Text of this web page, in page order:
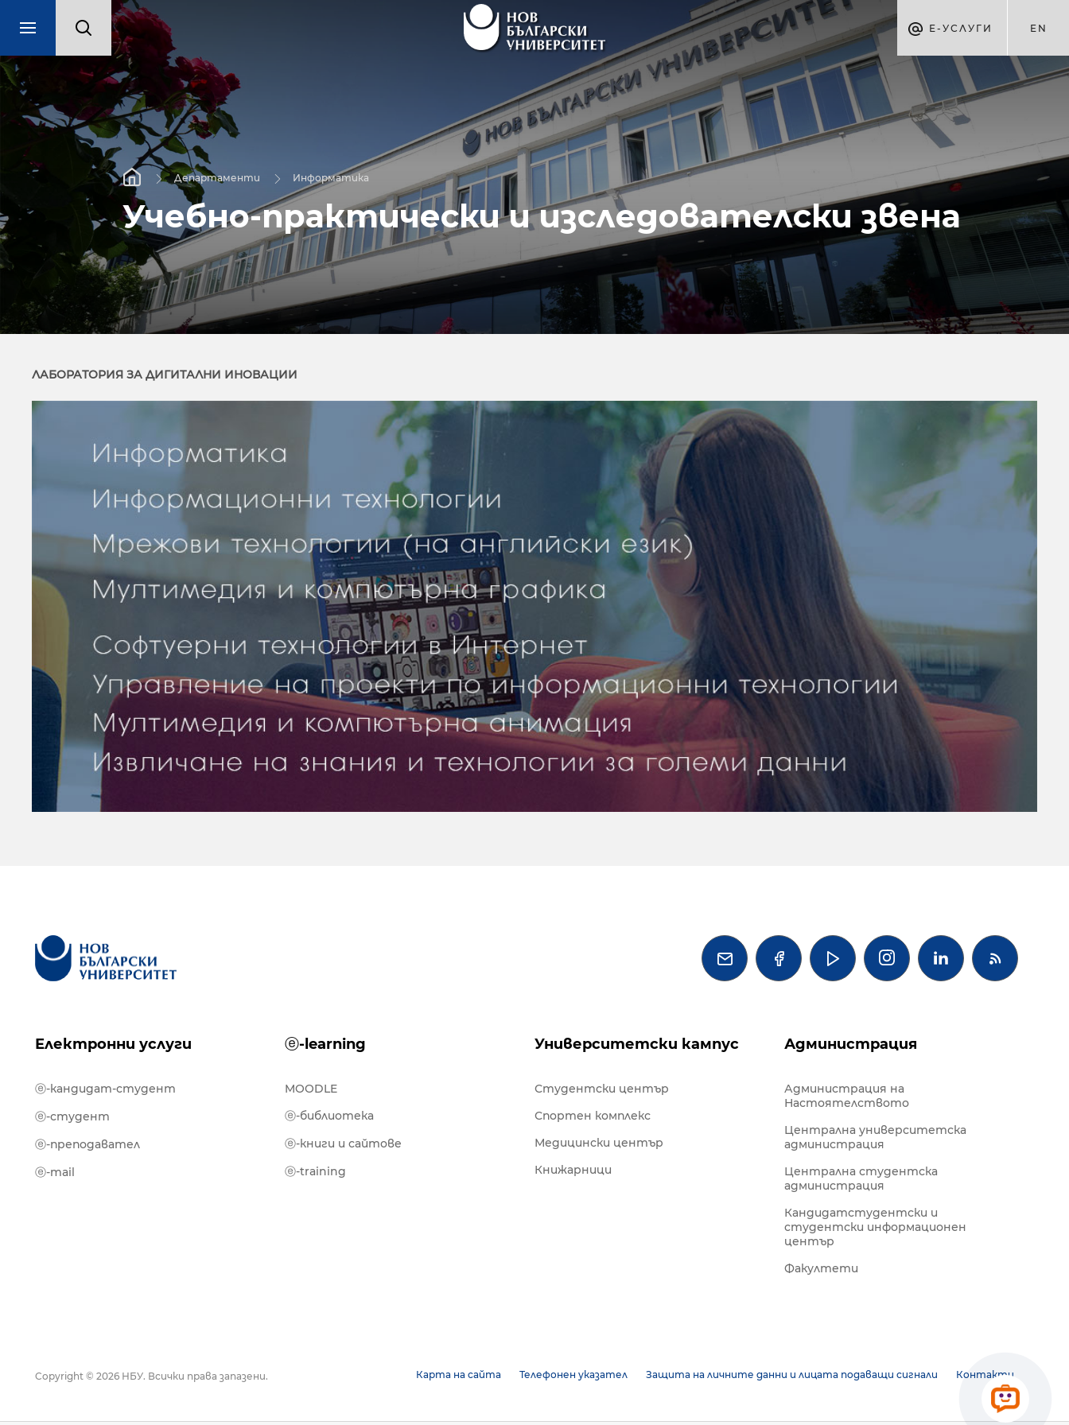
Е-УСЛУГИ EN
Департаменти Информатика
Учебно-практически и изследователски звена
ЛАБОРАТОРИЯ ЗА ДИГИТАЛНИ ИНОВАЦИИ
   
Електронни услуги ⓔ-learning Университетски кампус Администрация
ⓔ-кандидат-студент
ⓔ-студент
ⓔ-преподавател
ⓔ-mail
MOODLE
ⓔ-библиотека
ⓔ-книги и сайтове
ⓔ-training
Студентски център
Спортен комплекс
Медицински център
Книжарници
Администрация на
Настоятелството
Централна университетска
администрация
Централна студентска
администрация
Кандидатстудентски и
студентски информационен
център
Факултети
Карта на сайта Телефонен указател Защита на личните данни и лицата подаващи сигнали Контакти
Copyright © 2026 НБУ. Всички права запазени.